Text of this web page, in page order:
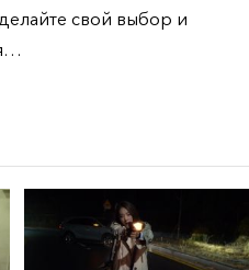
свой выбор и